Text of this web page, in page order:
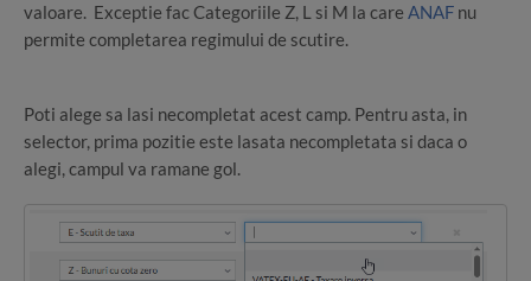
valoare. Exceptie fac Categoriile Z, L si M la care ANAF nu
permite completarea regimului de scutire.
Poti alege sa lasi necompletat acest camp. Pentru asta, in
selector, prima pozitie este lasata necompletata si daca o
alegi, campul va ramane gol.